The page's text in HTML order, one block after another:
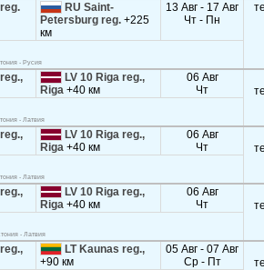
RU Saint-
Petersburg reg.+225
км
13 Авг - 17 Авг
Чт - Пн
- Русия
LV 10 Riga reg.,
Riga+40 км
06 Авг
Чт
- Латвия
LV 10 Riga reg.,
Riga+40 км
06 Авг
Чт
- Латвия
LV 10 Riga reg.,
Riga+40 км
06 Авг
Чт
- Латвия
LT Kaunas reg.,
+90 км
05 Авг - 07 Авг
Ср - Пт